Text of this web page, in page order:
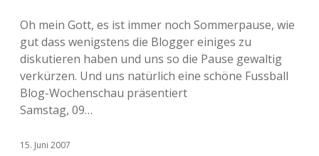
Oh mein Gott, es ist immer noch Sommerpause, wie
gut dass wenigstens die Blogger einiges zu
diskutieren haben und uns so die Pause gewaltig
verkürzen. Und uns natürlich eine schöne Fussball
Blog-Wochenschau präsentiert
Samstag, 09…
15. Juni 2007